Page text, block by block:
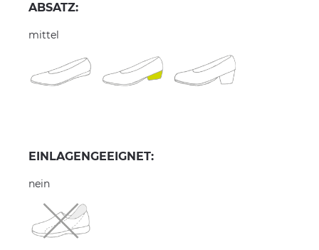
ABSATZ:
mittel
EINLAGENGEEIGNET:
nein